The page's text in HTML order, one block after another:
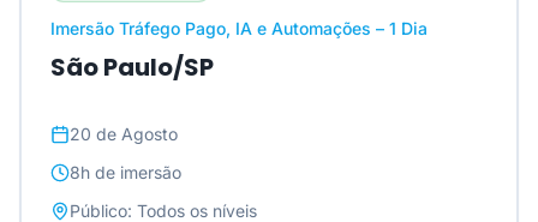
Imersão Tráfego Pago, IA e Automações – 1 Dia
São Paulo/SP
20 de Agosto
8h de imersão
Público: Todos os níveis